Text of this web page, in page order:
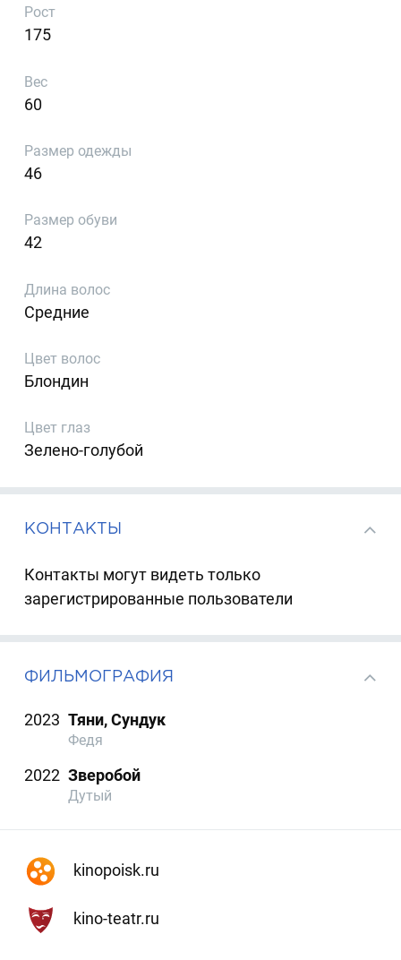
Рост
175
Вес
60
Размер одежды
46
Размер обуви
42
Длина волос
Средние
Цвет волос
Блондин
Цвет глаз
Зелено-голубой
КОНТАКТЫ
Контакты могут видеть только
зарегистрированные пользователи
ФИЛЬМОГРАФИЯ
2023 Тяни, Сундук
Федя
2022 Зверобой
Дутый
kinopoisk.ru
kino-teatr.ru